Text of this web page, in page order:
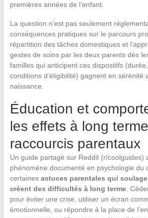
premières années de l’enfant.
La question n’est pas seulement
conséquences pratiques sur le parcours
répartition des tâches domestiques et
gestes de soins par les deux parents dès
familles qui anticipent ces dispositifs
conditions d’éligibilité) gagnent en sérénité
naissance.
Éducation et
les effets à long
raccourcis parentaux
Un guide partagé sur Reddit (r/coolguides)
phénomène documenté en psychologie du
certaines astuces parentales qui
créent des difficultés à long terme.
pour éviter une crise, utiliser un écran
émotionnelle, ou répondre à la place de